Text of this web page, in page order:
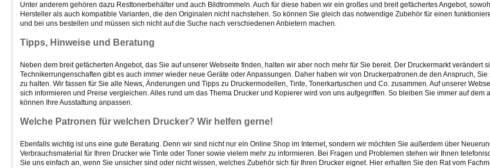
Unter anderem gehören dazu Resttonerbehälter und auch Bildtrommeln. Auch für diese haben wir ein großes und breit gefächertes Angebot,
Hersteller als auch kompatible Varianten, die den Originalen nicht nachstehen. So können Sie gleich das notwendige Zubehör für einen
und bei uns bestellen und müssen sich nicht auf die Suche nach verschiedenen Anbietern machen.
Tipps, Hinweise und Beratung
Neben dem breit gefächerten Angebot, das Sie auf unserer Webseite finden, halten wir aber noch mehr für Sie bereit. Der Druckermarkt verändert
Technikerrungenschaften gibt es auch immer wieder neue Geräte oder Anpassungen. Daher haben wir von Druckerpatronen.de den Anspruch, Sie
zu halten. Wir fassen für Sie alle News, Änderungen und Tipps zu Druckermodellen, Tinte, Tonerkartuschen und Co. zusammen. Auf unserer
sich informieren und Preise vergleichen. Alles rund um das Thema Drucker und Kopierer wird von uns aufgegriffen. So bleiben Sie immer auf dem
können Ihre Ausstattung anpassen.
Welche Patronen für welchen Drucker? Wir helfen gerne!
Ebenfalls wichtig ist uns eine gute Beratung. Denn wir sind nicht nur ein Online Shop im Internet, sondern wir möchten Sie außerdem über
Verbrauchsmaterial für Ihren Drucker wie Tinte oder Toner sowie vielem mehr zu informieren. Bei Fragen und Problemen stehen wir Ihnen
Sie uns einfach an, wenn Sie unsicher sind oder nicht wissen, welches Zubehör sich für Ihren Drucker eignet. Hier erhalten Sie den Rat vom